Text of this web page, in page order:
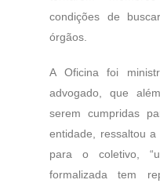
condições de
órgãos.
A Oficina foi
advogado, que
serem cumpridas
entidade, ressaltou
para o coletivo,
formalizada tem